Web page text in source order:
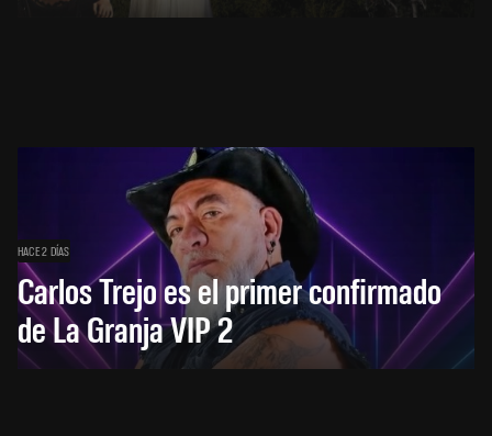
HACE 2 DÍAS
Carlos Trejo es el primer confirmado
de La Granja VIP 2